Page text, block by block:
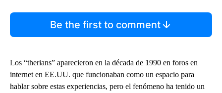
Be the first to comment
Los “therians” aparecieron en la década de 1990 en foros en
internet en EE.UU. que funcionaban como un espacio para
hablar sobre estas experiencias, pero el fenómeno ha tenido un